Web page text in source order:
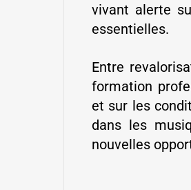
vivant alerte
essentielles.
Entre
formation
et sur les
dans les
nouvelles